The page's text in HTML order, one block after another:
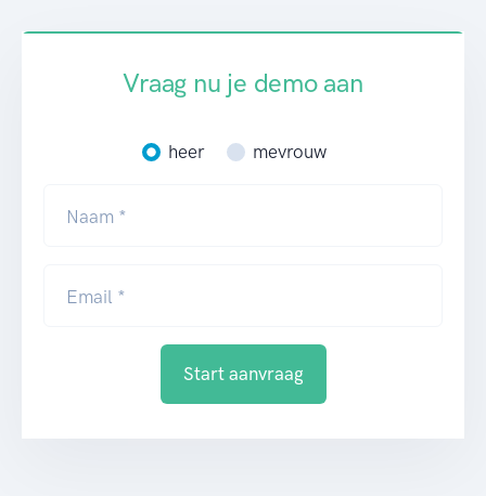
Vraag nu je demo aan
heer mevrouw
Naam *
Email *
Start aanvraag